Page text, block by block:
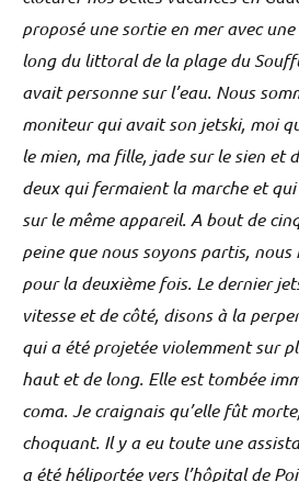
proposé une sortie en mer avec
long du littoral de la plage du
avait personne sur l’eau. Nous
moniteur qui avait son jetski, moi
le mien, ma fille, jade sur le sien et
deux qui fermaient la marche et
sur le même appareil. A bout de
peine que nous soyons partis, nous
pour la deuxième fois. Le dernier
vitesse et de côté, disons à la
qui a été projetée violemment sur
haut et de long. Elle est tombée
coma. Je craignais qu’elle fût
choquant. Il y a eu toute une
a été héliportée vers l’hôpital de